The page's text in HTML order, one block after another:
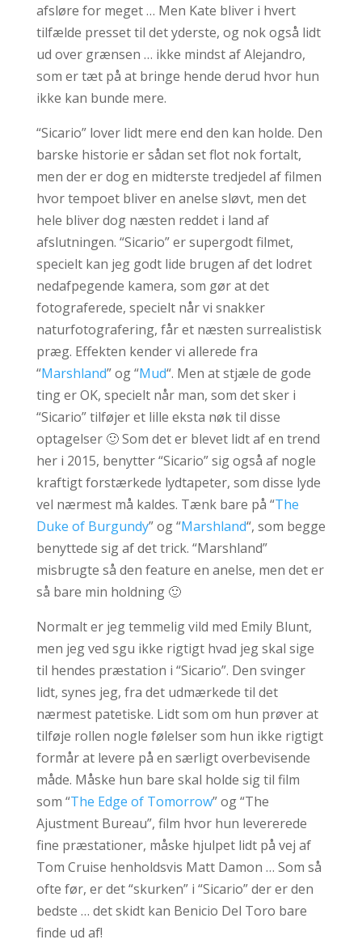
afsløre for meget … Men Kate bliver i hvert
tilfælde presset til det yderste, og nok også lidt
ud over grænsen … ikke mindst af Alejandro,
som er tæt på at bringe hende derud hvor hun
ikke kan bunde mere.
“Sicario” lover lidt mere end den kan holde. Den
barske historie er sådan set flot nok fortalt,
men der er dog en midterste tredjedel af filmen
hvor tempoet bliver en anelse sløvt, men det
hele bliver dog næsten reddet i land af
afslutningen. “Sicario” er supergodt filmet,
specielt kan jeg godt lide brugen af det lodret
nedafpegende kamera, som gør at det
fotograferede, specielt når vi snakker
naturfotografering, får et næsten surrealistisk
præg. Effekten kender vi allerede fra
“Marshland” og “Mud“. Men at stjæle de gode
ting er OK, specielt når man, som det sker i
“Sicario” tilføjer et lille eksta nøk til disse
optagelser 🙂 Som det er blevet lidt af en trend
her i 2015, benytter “Sicario” sig også af nogle
kraftigt forstærkede lydtapeter, som disse lyde
vel nærmest må kaldes. Tænk bare på “The
Duke of Burgundy” og “Marshland“, som begge
benyttede sig af det trick. “Marshland”
misbrugte så den feature en anelse, men det er
så bare min holdning 🙂
Normalt er jeg temmelig vild med Emily Blunt,
men jeg ved sgu ikke rigtigt hvad jeg skal sige
til hendes præstation i “Sicario”. Den svinger
lidt, synes jeg, fra det udmærkede til det
nærmest patetiske. Lidt som om hun prøver at
tilføje rollen nogle følelser som hun ikke rigtigt
formår at levere på en særligt overbevisende
måde. Måske hun bare skal holde sig til film
som “The Edge of Tomorrow” og “The
Ajustment Bureau”, film hvor hun levererede
fine præstationer, måske hjulpet lidt på vej af
Tom Cruise henholdsvis Matt Damon … Som så
ofte før, er det “skurken” i “Sicario” der er den
bedste … det skidt kan Benicio Del Toro bare
finde ud af!